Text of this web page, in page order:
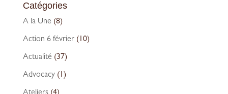
Catégories
A la Une (8)
Action 6 février(10)
Actualité (37)
Advocacy(1)